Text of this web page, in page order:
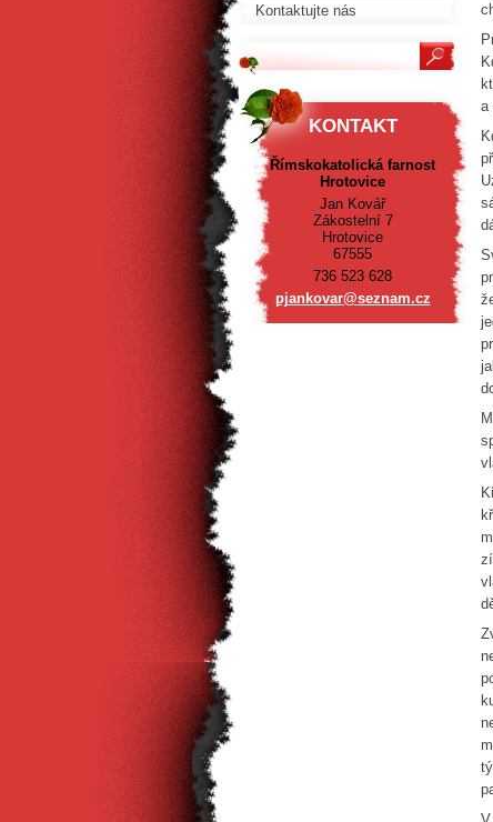
a
Kontaktujte nás
KONTAKT
Římskokatolická farnost
Hrotovice
Jan Kovář
Zákostelní 7
Hrotovice
67555
736 523 628
pjankovar@seznam.cz